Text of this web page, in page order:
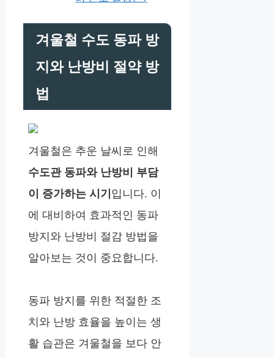
겨울철 수도 동파 방
지와 난방비 절약 방
법
겨울철은 추운 날씨로 인해
수도관 동파와 난방비 부담
이 증가하는 시기 입니다. 이
에 대비하여 효과적인 동파
방지와 난방비 절감 방법을
알아보는 것이 중요합니다.
동파 방지를 위한 적절한 조
치와 난방 효율을 높이는 생
활 습관은 겨울철을 보다 안